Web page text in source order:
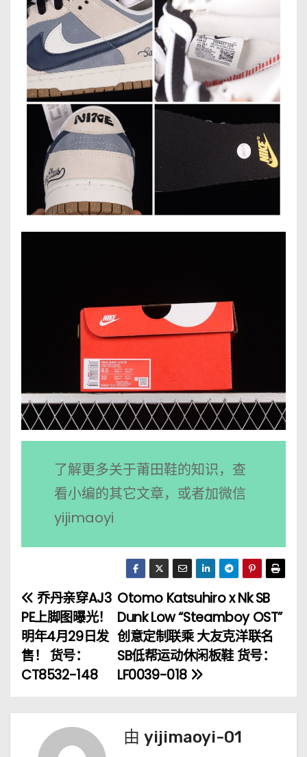
了解更多关于莆田鞋的知识，查
看小编的其它文章，或者加微信
yijimaoyi
文
章
导
Otomo Katsuhiro x Nk SB
Dunk Low “Steamboy OST”
创意定制联乘 大友克洋联名
SB低帮运动休闲板鞋 货号：
LF0039-018
乔丹亲穿AJ3
PE上脚图曝光！
明年4月29日发
售！ 货号：
CT8532-148
由 yijimaoyi-01